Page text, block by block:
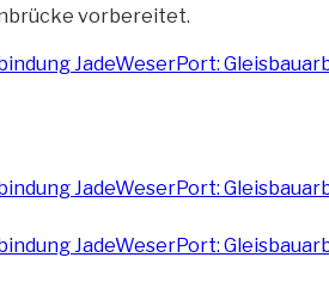
vorbereitet.